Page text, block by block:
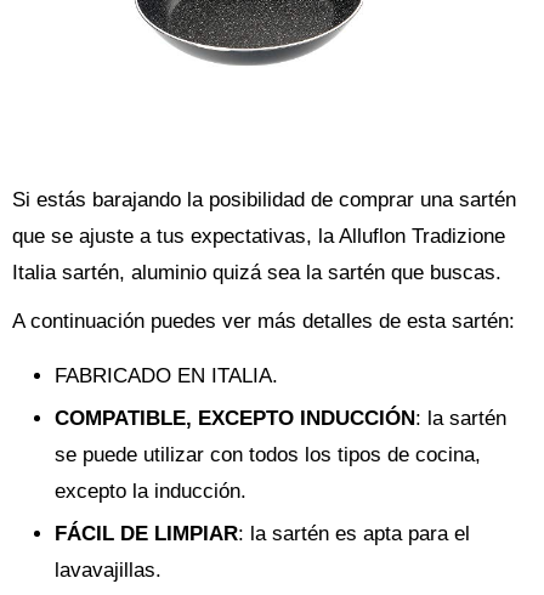
Si estás barajando la posibilidad de comprar una sartén
que se ajuste a tus expectativas, la Alluflon Tradizione
Italia sartén, aluminio quizá sea la sartén que buscas.
A continuación puedes ver más detalles de esta sartén:
FABRICADO EN ITALIA.
COMPATIBLE, EXCEPTO INDUCCIÓN : la sartén
se puede utilizar con todos los tipos de cocina,
excepto la inducción.
FÁCIL DE LIMPIAR: la sartén es apta para el
lavavajillas.